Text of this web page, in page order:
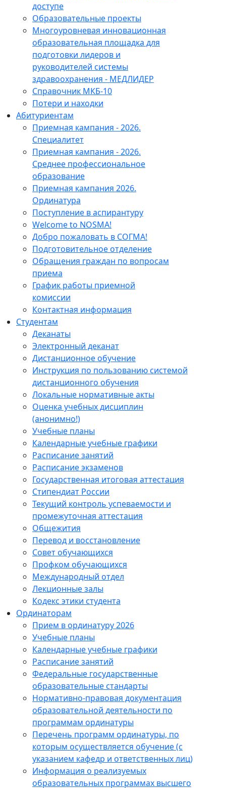
доступе
Образовательные проекты
Многоуровневая инновационная
образовательная площадка для
подготовки лидеров и
руководителей системы
здравоохранения - МЕДЛИДЕР
Справочник МКБ-10
Потери и находки
Абитуриентам
Приемная кампания - 2026.
Специалитет
Приемная кампания - 2026.
Среднее профессиональное
образование
Приемная кампания 2026.
Ординатура
Поступление в аспирантуру
Welcome to NOSMA!
Добро пожаловать в СОГМА!
Подготовительное отделение
Обращения граждан по вопросам
приема
График работы приемной
комиссии
Контактная информация
Студентам
Деканаты
Электронный деканат
Дистанционное обучение
Инструкция по пользованию системой
дистанционного обучения
Локальные нормативные акты
Оценка учебных дисциплин
(анонимно!)
Учебные планы
Календарные учебные графики
Расписание занятий
Расписание экзаменов
Государственная итоговая аттестация
Стипендиат России
Текущий контроль успеваемости и
промежуточная аттестация
Общежития
Перевод и восстановление
Совет обучающихся
Профком обучающихся
Международный отдел
Лекционные залы
Кодекс этики студента
Ординаторам
Прием в ординатуру 2026
Учебные планы
Календарные учебные графики
Расписание занятий
Федеральные государственные
образовательные стандарты
Нормативно-правовая документация
образовательной деятельности по
программам ординатуры
Перечень программ ординатуры, по
которым осуществляется обучение (с
указанием кафедр и ответственных лиц)
Информация о реализуемых
образовательных программах высшего